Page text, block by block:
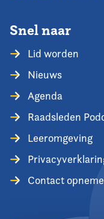
Snel naar
Lid worden
Nieuws
Agenda
Raadsleden
Leeromgeving
Contact